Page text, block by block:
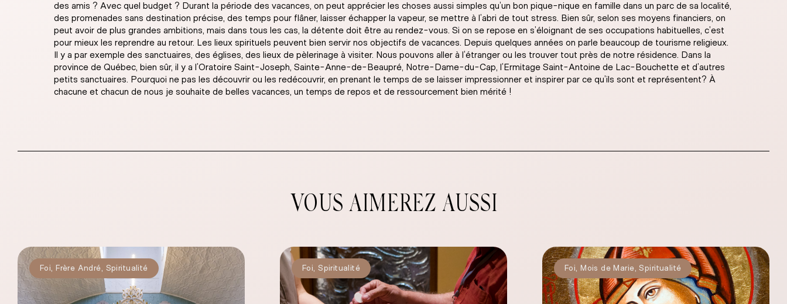
des amis ? Avec quel budget ? Durant la période des vacances, on peut apprécier les choses aussi simples qu’un bon pique-nique en famille dans un parc de sa localité,
des promenades sans destination précise, des temps pour flâner, laisser échapper la vapeur, se mettre à l’abri de tout stress. Bien sûr, selon ses moyens financiers, on
peut avoir de plus grandes ambitions, mais dans tous les cas, la détente doit être au rendez-vous. Si on se repose en s’éloignant de ses occupations habituelles, c’est
pour mieux les reprendre au retour. Les lieux spirituels peuvent bien servir nos objectifs de vacances. Depuis quelques années on parle beaucoup de tourisme religieux.
Il y a par exemple des sanctuaires, des églises, des lieux de pèlerinage à visiter. Nous pouvons aller à l’étranger ou les trouver tout près de notre résidence. Dans la
province de Québec, bien sûr, il y a l’Oratoire Saint-Joseph, Sainte-Anne-de-Beaupré, Notre-Dame-du-Cap, l’Ermitage Saint-Antoine de Lac-Bouchette et d’autres
petits sanctuaires. Pourquoi ne pas les découvrir ou les redécouvrir, en prenant le temps de se laisser impressionner et inspirer par ce qu’ils sont et représentent? À
chacune et chacun de nous je souhaite de belles vacances, un temps de repos et de ressourcement bien mérité !
VOUS AIMEREZ AUSSI
Foi, Frère André, Spiritualité Foi,Spiritualité Foi, Mois de Marie,Spiritualité